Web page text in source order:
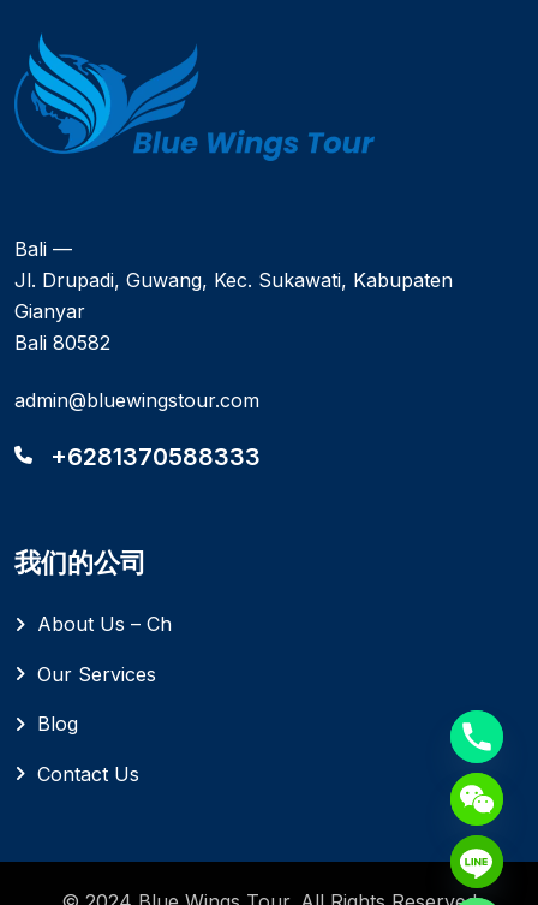
Bali —
Jl. Drupadi, Guwang, Kec. Sukawati, Kabupaten
Gianyar
Bali 80582
admin@bluewingstour.com
+6281370588333
我们的公司
About Us – Ch
Our Services
Blog
Contact Us